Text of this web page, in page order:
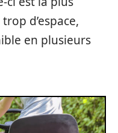
d’espace,
en plusieurs